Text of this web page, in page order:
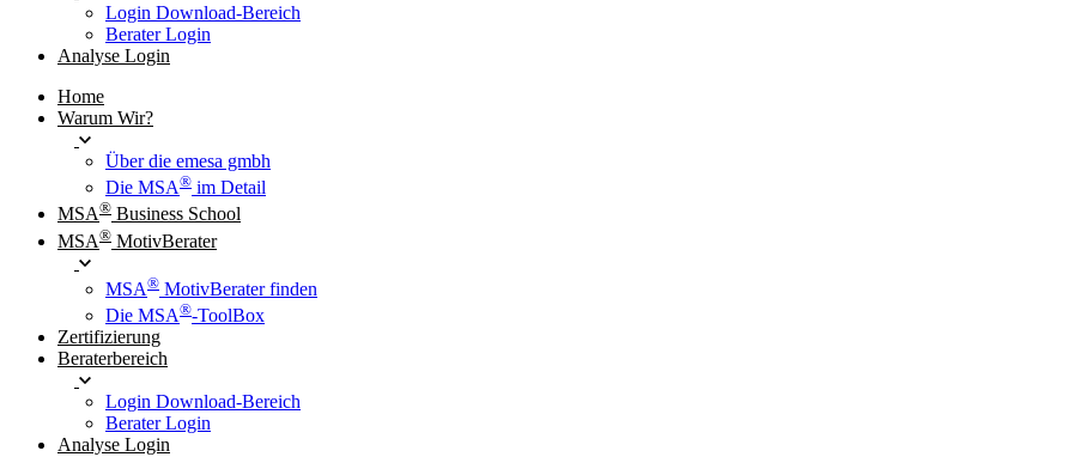
Login Download-Bereich
Berater Login
Analyse Login
Home
Warum Wir?
Über die emesa gmbh
Die MSA® im Detail
MSA® Business School
MSA® MotivBerater
MSA® MotivBerater finden
Die MSA®-ToolBox
Zertifizierung
Beraterbereich
Login Download-Bereich
Berater Login
Analyse Login